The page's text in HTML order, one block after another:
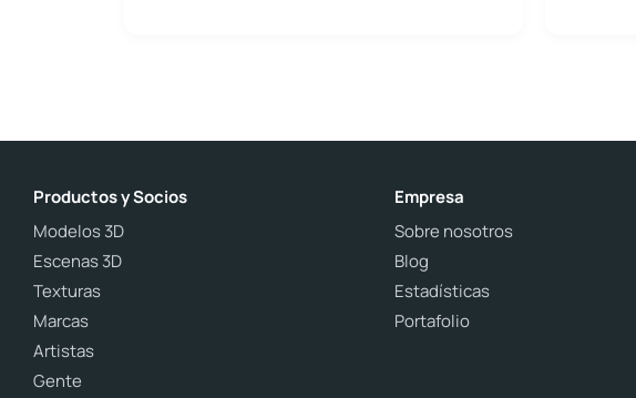
Productos y Socios
Modelos 3D
Escenas 3D
Texturas
Marcas
Artistas
Gente
Empresa
Sobre nosotros
Blog
Estadísticas
Portafolio